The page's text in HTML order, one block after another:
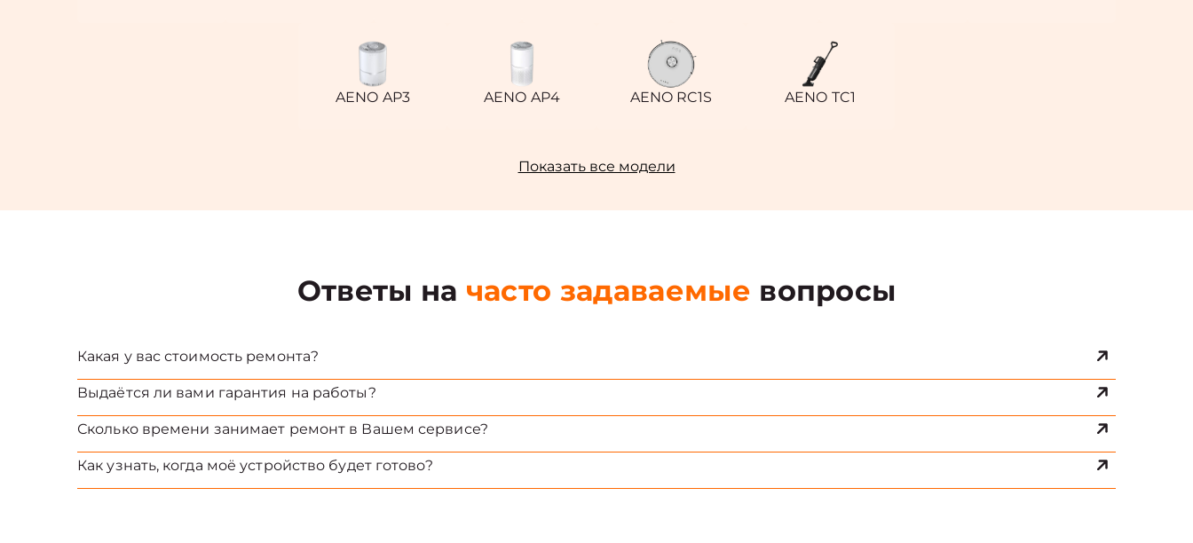
AENO AP3 AENO AP4 AENO RC1S AENO TC1
Показать все модели
Ответы на часто задаваемые вопросы
Какая у вас стоимость ремонта?
Выдаётся ли вами гарантия на работы?
Сколько времени занимает ремонт в Вашем сервисе?
Как узнать, когда моё устройство будет готово?